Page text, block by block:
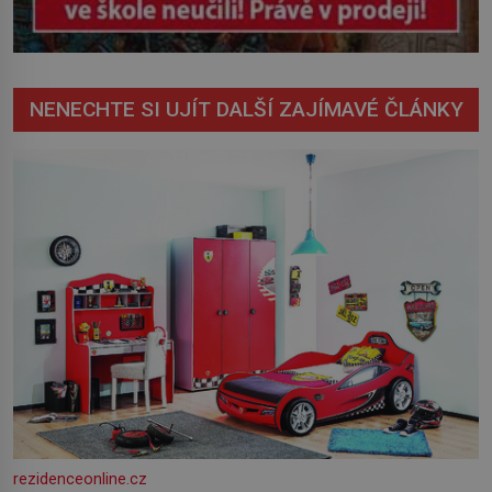
NENECHTE SI UJÍT DALŠÍ ZAJÍMAVÉ ČLÁNKY
rezidenceonline.cz